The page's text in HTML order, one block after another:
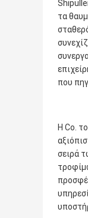
τα
που
Η Co.
σειρά